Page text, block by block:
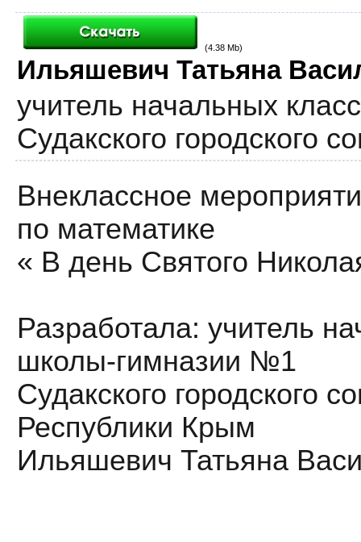
(4.38 Mb)
Ильяшевич Татьяна
учитель начальных
Судакского городского
Внеклассное
по математике
« В день Святого
Разработала: учитель
школы-гимназии №1
Судакского городского
Республики Крым
Ильяшевич Татьяна